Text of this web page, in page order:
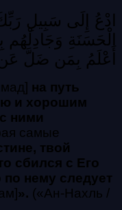
ادْعُ إِلَى سَبِيلِ
الْحَسَنَةِ
أَعْلَمُ بِمَن ضَلَّ عَن
на путь
и хорошим
ними
самые
твой
сбился с Его
по нему следует
». («Ан-Нахль /